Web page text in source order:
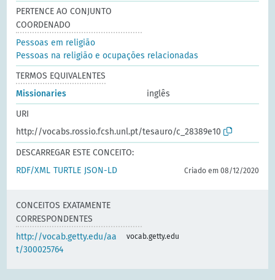
PERTENCE AO CONJUNTO
COORDENADO
Pessoas em religião
Pessoas na religião e ocupações relacionadas
TERMOS EQUIVALENTES
Missionaries
inglês
URI
http://vocabs.rossio.fcsh.unl.pt/tesauro/c_28389e10
DESCARREGAR ESTE CONCEITO:
RDF/XML TURTLE JSON-LD Criado em 08/12/2020
CONCEITOS EXATAMENTE
CORRESPONDENTES
http://vocab.getty.edu/aa
t/300025764
vocab.getty.edu